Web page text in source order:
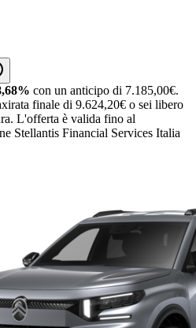
con un anticipo di 7.185,00€.
finale di 9.624,20€ o sei libero
L'offerta è valida fino al
Stellantis Financial Services Italia